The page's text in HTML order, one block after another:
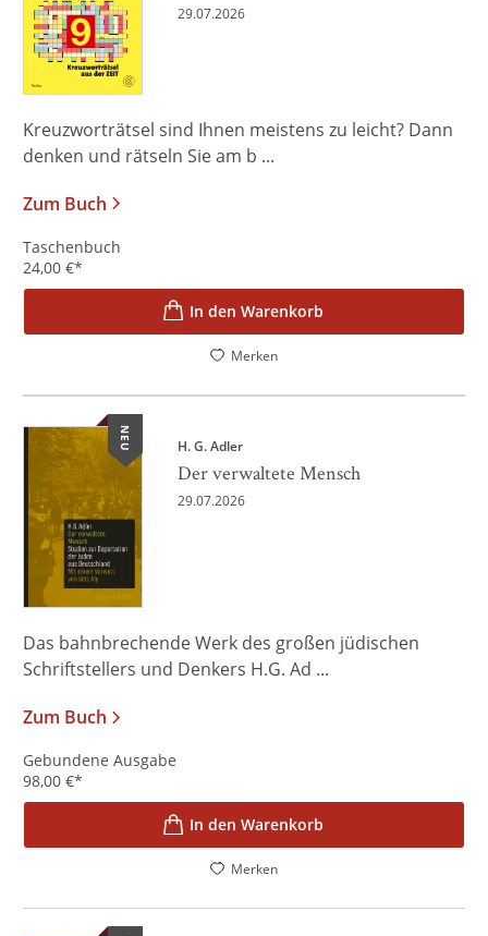
29.07.2026
Kreuzworträtsel sind Ihnen meistens zu leicht? Dann
denken und rätseln Sie am b ...
Zum Buch
Taschenbuch
24,00 €*
In den Warenkorb
Merken
NEU H. G. Adler
Der verwaltete Mensch
29.07.2026
Das bahnbrechende Werk des großen jüdischen
Schriftstellers und Denkers H.G. Ad ...
Zum Buch
Gebundene Ausgabe
98,00 €*
In den Warenkorb
Merken